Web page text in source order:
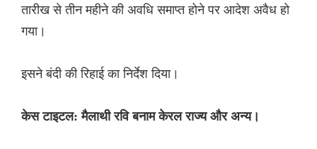
तारीख से तीन महीने की अवधि समाप्त होने पर आदेश अवैध हो
गया।
इसने बंदी की रिहाई का निर्देश दिया।
केस टाइटल: मैलाथी रवि बनाम केरल राज्य और अन्य।